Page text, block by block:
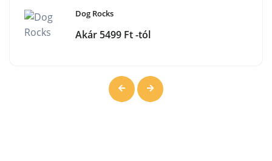
Dog Rocks
Akár 5499 Ft -tól